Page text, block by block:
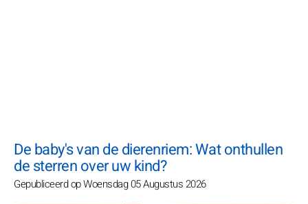
De baby's van de dierenriem: Wat onthullen
de sterren over uw kind?
Gepubliceerd op Woensdag 05 Augustus 2026